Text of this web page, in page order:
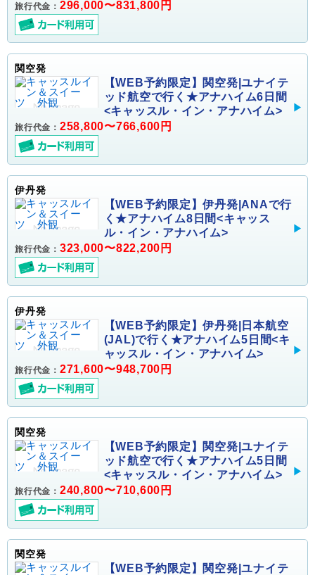
旅行代金： 296,000〜831,800円
関空発
【WEB予約限定】関空発|ユナイテ
ッド航空で行く★アナハイム6日間
<キャッスル・イン・アナハイム>
旅行代金： 258,800〜766,600円
伊丹発
【WEB予約限定】伊丹発|ANAで行
く★アナハイム8日間<キャッス
ル・イン・アナハイム>
旅行代金： 323,000〜822,200円
伊丹発
【WEB予約限定】伊丹発|日本航空
(JAL)で行く★アナハイム5日間<キ
ャッスル・イン・アナハイム>
旅行代金： 271,600〜948,700円
関空発
【WEB予約限定】関空発|ユナイテ
ッド航空で行く★アナハイム5日間
<キャッスル・イン・アナハイム>
旅行代金： 240,800〜710,600円
関空発
【WEB予約限定】関空発|ユナイテ